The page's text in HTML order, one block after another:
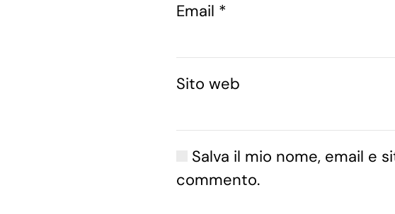
Email *
Sito web
Salva il mio nome, email e
commento.